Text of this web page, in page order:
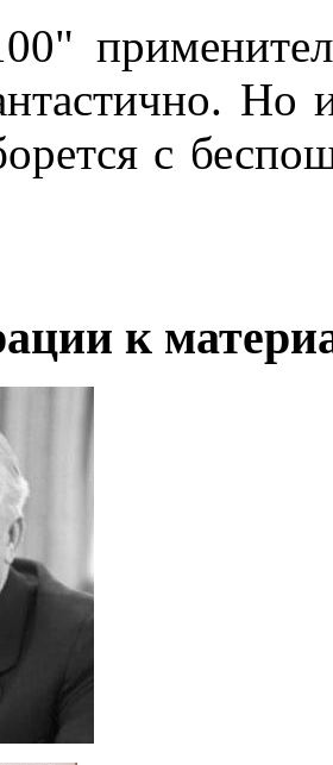
Но
с
к